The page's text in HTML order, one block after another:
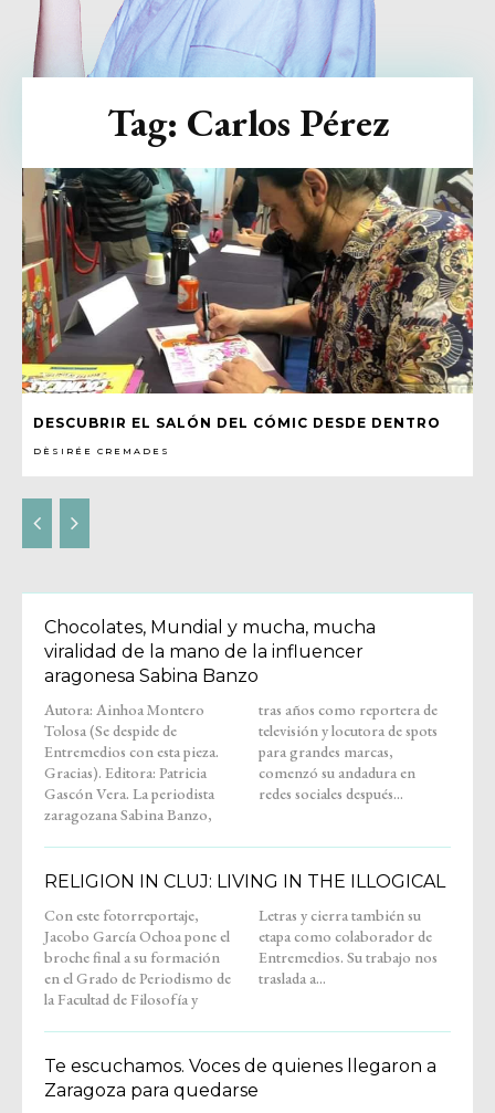
DESCUBRIR EL SALÓN DEL CÓMIC DESDE DENTRO
DÈSIRÉE CREMADES
Tag: Carlos Pérez
Chocolates, Mundial y mucha, mucha
viralidad de la mano de la influencer
aragonesa Sabina Banzo
Autora: Ainhoa Montero
Tolosa (Se despide de
Entremedios con esta pieza.
Gracias). Editora: Patricia
Gascón Vera. La periodista
zaragozana Sabina Banzo,
tras años como reportera de
televisión y locutora de spots
para grandes marcas,
comenzó su andadura en
redes sociales después...
RELIGION IN CLUJ: LIVING IN THE ILLOGICAL
Con este fotorreportaje,
Jacobo García Ochoa pone el
broche final a su formación
en el Grado de Periodismo de
la Facultad de Filosofía y
Letras y cierra también su
etapa como colaborador de
Entremedios. Su trabajo nos
traslada a...
Te escuchamos. Voces de quienes llegaron a
Zaragoza para quedarse